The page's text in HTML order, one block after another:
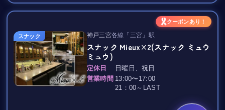
ショット 1,000円～
消費税 10%
東加古川最大級のキャバクラ《 Grandeur 》
＊＊ＪＲ「東加古川」駅から徒歩3分！
美人系、可愛い系、お嬢様系、お姉様系、小悪魔系、妹系、全て
のタイプの美人キャストが在籍しています。
～風のキャンドル Prelu～ で決まり★☆
店内はアートフルな落ち着いた雰囲気で
ライトアップされたグラスとボトルの趣きが
リラックスを誘います♪
クーポンあり！
スナック 神戸三宮各線「三宮」駅
スナック Mieux×2(スナック ミュウ
ミュウ)
定休日
日曜日、祝日
営業時間 13:00〜17:00
21：00～LAST